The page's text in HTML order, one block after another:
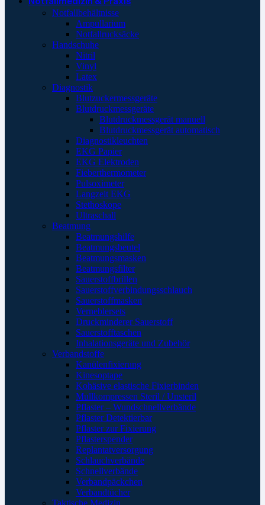
Notfallbehältnisse
Ampullarium
Notfallrucksäcke
Handschuhe
Nitril
Vinyl
Latex
Diagnostik
Blutzuckermessgeräte
Blutdruckmessgeräte
Blutdruckmessgerät manuell
Blutdruckmessgerät automatisch
Diagnostikleuchten
EKG Papier
EKG Elektroden
Fieberthermometer
Pulsoximeter
Langzeit EKG
Stethoskope
Ultraschall
Beatmung
Beatmungshilfe
Beatmungsbeutel
Beatmungsmasken
Beatmungsfilter
Sauerstoffbrillen
Sauerstoffverbindungsschlauch
Sauerstoffmasken
Verneblersets
Druckminderer Sauerstoff
Sauerstofftaschen
Inhalationsgeräte und Zubehör
Verbandstoffe
Kanülenfixierung
Kinesoptape
Kohäsive elastische Fixierbinden
Mullkompressen Steril / Unsteril
Pflaster – Wundschnellverbände
Pflaster Detektierbar
Pflaster zur Fixierung
Pflasterspender
Replantatversorgung
Schlauchverbände
Schnellverbände
Verbandpäckchen
Verbandtücher
Taktische Medizin